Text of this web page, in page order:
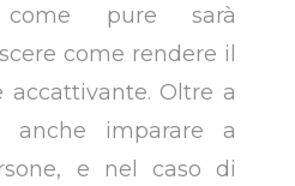
come pure sarà
come rendere il
accattivante. Oltre a
anche imparare a
e nel caso di